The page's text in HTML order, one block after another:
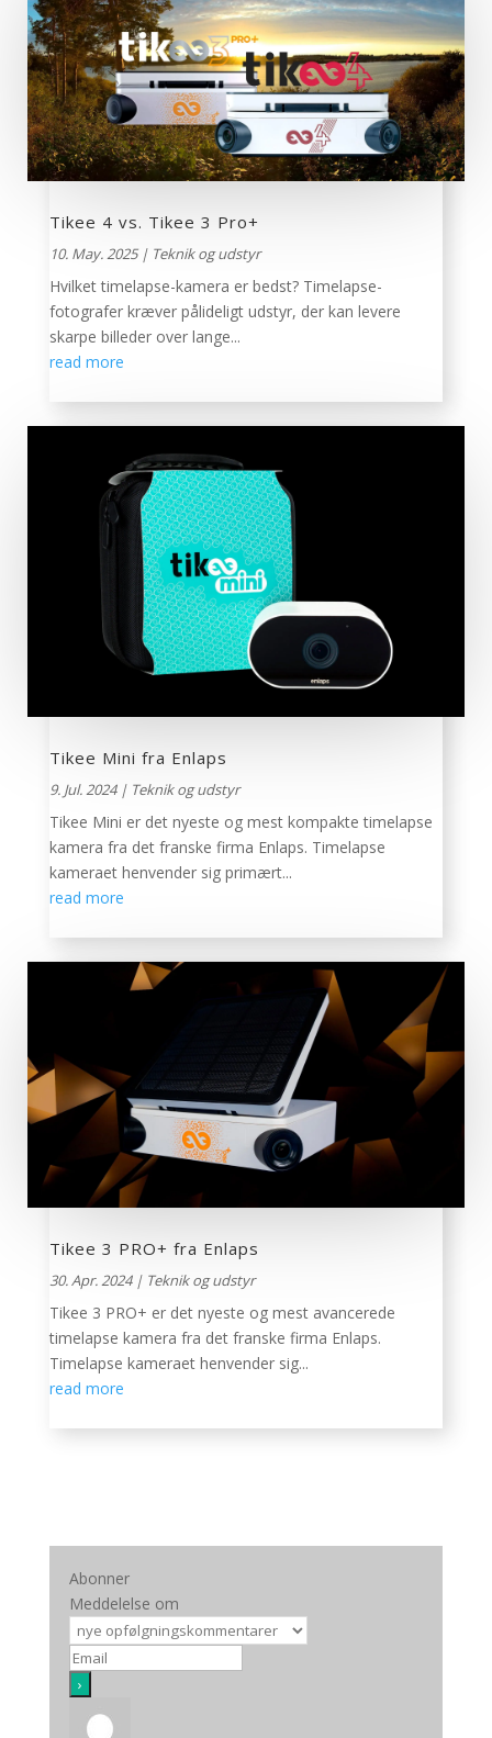
Tikee 4 vs. Tikee 3 Pro+
10. May. 2025| Teknik og udstyr
Hvilket timelapse-kamera er bedst? Timelapse-
fotografer kræver pålideligt udstyr, der kan levere
skarpe billeder over lange...
read more
Tikee Mini fra Enlaps
9. Jul. 2024| Teknik og udstyr
Tikee Mini er det nyeste og mest kompakte timelapse
kamera fra det franske firma Enlaps. Timelapse
kameraet henvender sig primært...
read more
Tikee 3 PRO+ fra Enlaps
30. Apr. 2024| Teknik og udstyr
Tikee 3 PRO+ er det nyeste og mest avancerede
timelapse kamera fra det franske firma Enlaps.
Timelapse kameraet henvender sig...
read more
Abonner
Meddelelse om